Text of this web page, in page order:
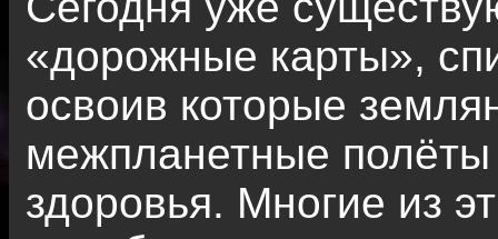
«дорожные карты»,
освоив которые
межпланетные полёты
здоровья. Многие из